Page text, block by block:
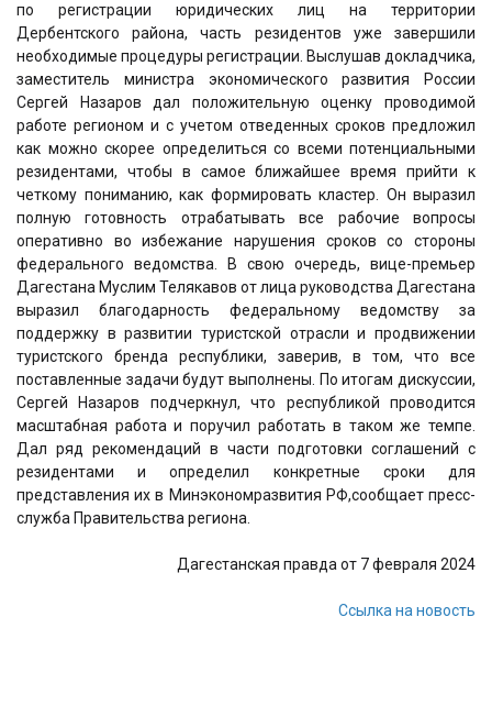
по регистрации юридических лиц на территории
Дербентского района, часть резидентов уже завершили
необходимые процедуры регистрации. Выслушав докладчика,
заместитель министра экономического развития России
Сергей Назаров дал положительную оценку проводимой
работе регионом и с учетом отведенных сроков предложил
как можно скорее определиться со всеми потенциальными
резидентами, чтобы в самое ближайшее время прийти к
четкому пониманию, как формировать кластер. Он выразил
полную готовность отрабатывать все рабочие вопросы
оперативно во избежание нарушения сроков со стороны
федерального ведомства. В свою очередь, вице-премьер
Дагестана Муслим Телякавов от лица руководства Дагестана
выразил благодарность федеральному ведомству за
поддержку в развитии туристской отрасли и продвижении
туристского бренда республики, заверив, в том, что все
поставленные задачи будут выполнены. По итогам дискуссии,
Сергей Назаров подчеркнул, что республикой проводится
масштабная работа и поручил работать в таком же темпе.
Дал ряд рекомендаций в части подготовки соглашений с
резидентами и определил конкретные сроки для
представления их в Минэкономразвития РФ,сообщает пресс-
служба Правительства региона.
Дагестанская правда от 7 февраля 2024
Ссылка на новость